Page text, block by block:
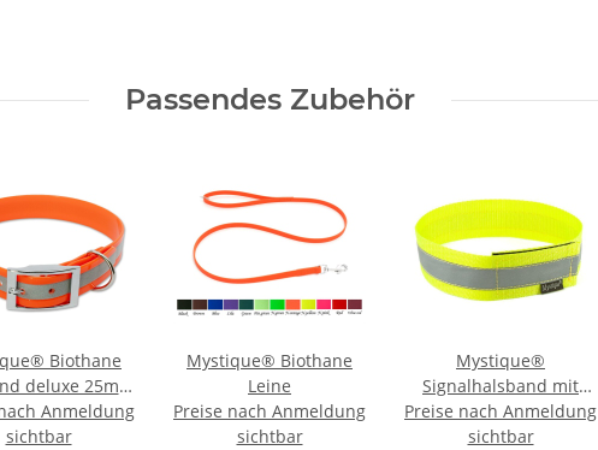
Passendes Zubehör
Biothane
deluxe 25mm
gold 35-
43cm
Anmeldung
sichtbar
Mystique® Biothane
Leine
Preise nach Anmeldung
sichtbar
Mystique®
Signalhalsband mit
Klettverschluss
Reflexhalsband 55cm
Preise nach Anmeldung
sichtbar